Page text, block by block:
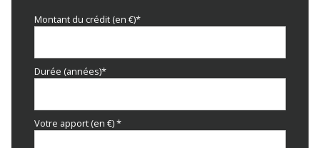
Montant du crédit (en €)*
Durée (années)*
Votre apport (en €) *